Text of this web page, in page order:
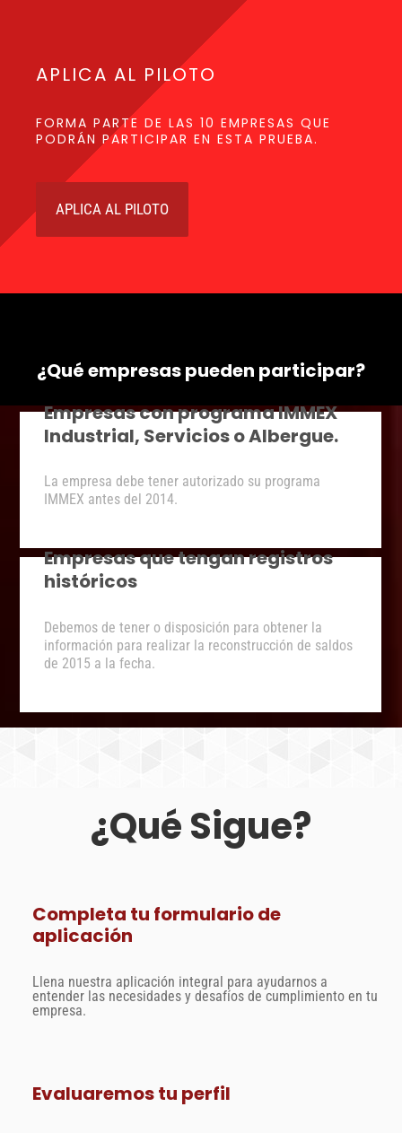
APLICA AL PILOTO
FORMA PARTE DE LAS 10 EMPRESAS QUE
PODRÁN PARTICIPAR EN ESTA PRUEBA.
APLICA AL PILOTO
¿Qué empresas pueden participar?
Empresas con programa IMMEX
Industrial, Servicios o Albergue.
La empresa debe tener autorizado su programa
IMMEX antes del 2014.
Empresas que tengan registros
históricos
Debemos de tener o disposición para obtener la
información para realizar la reconstrucción de saldos
de 2015 a la fecha.
¿Qué Sigue?
Completa tu formulario de
aplicación
Llena nuestra aplicación integral para ayudarnos a
entender las necesidades y desafíos de cumplimiento en tu
empresa.
Evaluaremos tu perfil